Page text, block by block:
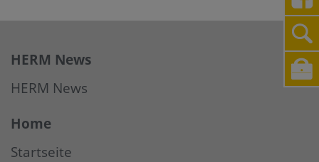
HERM News
HERM News
Home
Startseite